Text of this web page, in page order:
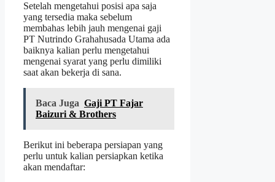
Setelah mengetahui posisi apa saja
yang tersedia maka sebelum
membahas lebih jauh mengenai gaji
PT Nutrindo Grahahusada Utama ada
baiknya kalian perlu mengetahui
mengenai syarat yang perlu dimiliki
saat akan bekerja di sana.
Baca Juga Gaji PT Fajar
Baizuri & Brothers
Berikut ini beberapa persiapan yang
perlu untuk kalian persiapkan ketika
akan mendaftar: